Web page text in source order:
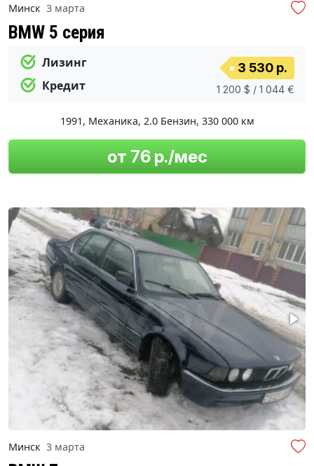
Минск 3 марта
BMW 5 серия
Лизинг
Кредит
3 530 р.
1 200 $ / 1 044 €
1991, Механика, 2.0 Бензин, 330 000 км
от 76 р./мес
Минск 3 марта